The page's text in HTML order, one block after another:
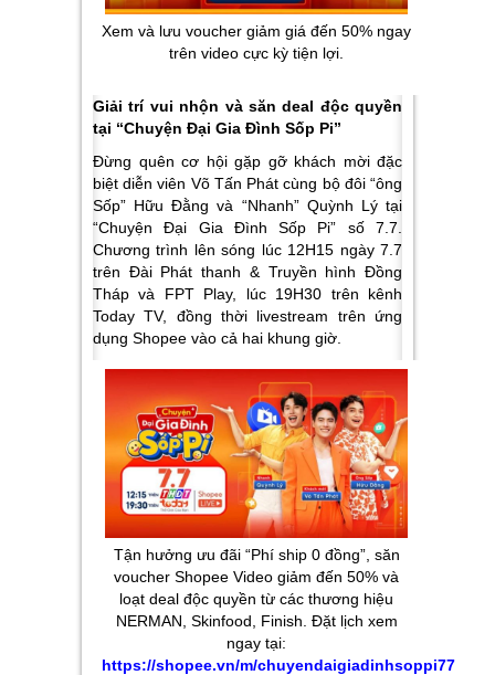
Xem và lưu voucher giảm giá đến 50% ngay
trên video cực kỳ tiện lợi.
Giải trí vui nhộn và săn deal độc quyền
tại “Chuyện Đại Gia Đình Sốp Pi”
Đừng quên cơ hội gặp gỡ khách mời đặc
biệt diễn viên Võ Tấn Phát cùng bộ đôi “ông
Sốp” Hữu Đằng và “Nhanh” Quỳnh Lý tại
“Chuyện Đại Gia Đình Sốp Pi” số 7.7.
Chương trình lên sóng lúc 12H15 ngày 7.7
trên Đài Phát thanh & Truyền hình Đồng
Tháp và FPT Play, lúc 19H30 trên kênh
Today TV, đồng thời livestream trên ứng
dụng Shopee vào cả hai khung giờ.
Tận hưởng ưu đãi “Phí ship 0 đồng”, săn
voucher Shopee Video giảm đến 50% và
loạt deal độc quyền từ các thương hiệu
NERMAN, Skinfood, Finish. Đặt lịch xem
ngay tại:
https://shopee.vn/m/chuyendaigiadinhsoppi77